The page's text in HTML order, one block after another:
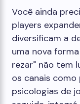
Você ainda
players
diversificam a
uma nova
rezar" não tem
os canais como
psicologias de